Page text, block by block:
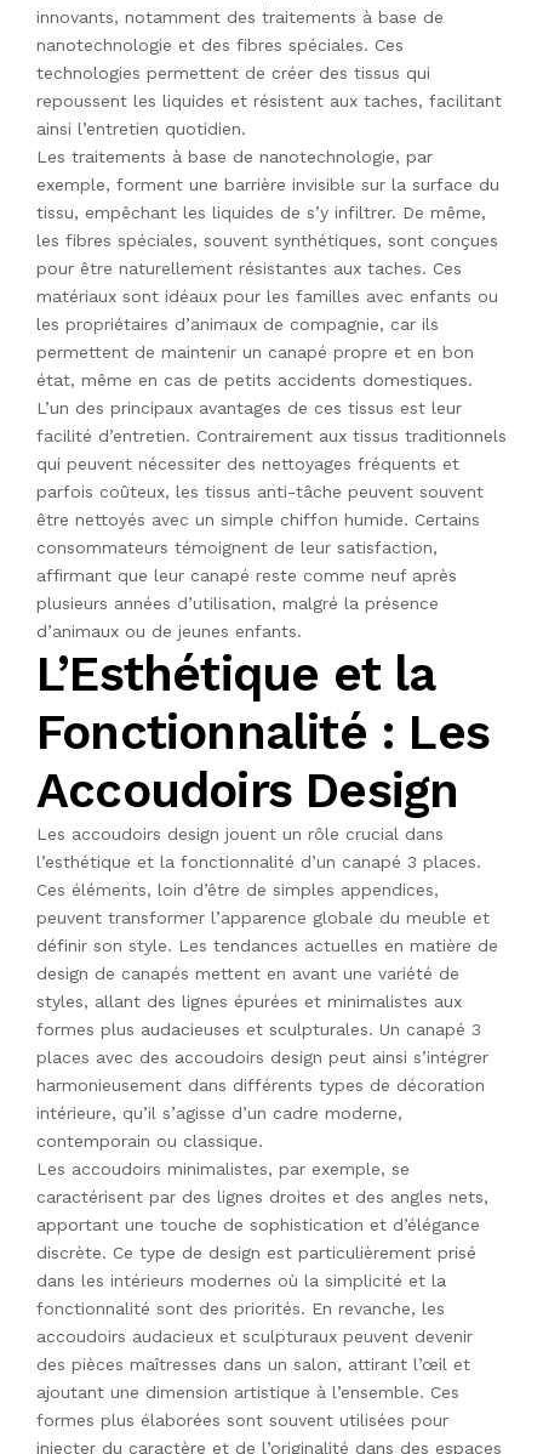
innovants, notamment des traitements à base de
nanotechnologie et des fibres spéciales. Ces
technologies permettent de créer des tissus qui
repoussent les liquides et résistent aux taches, facilitant
ainsi l’entretien quotidien.
Les traitements à base de nanotechnologie, par
exemple, forment une barrière invisible sur la surface du
tissu, empêchant les liquides de s’y infiltrer. De même,
les fibres spéciales, souvent synthétiques, sont conçues
pour être naturellement résistantes aux taches. Ces
matériaux sont idéaux pour les familles avec enfants ou
les propriétaires d’animaux de compagnie, car ils
permettent de maintenir un canapé propre et en bon
état, même en cas de petits accidents domestiques.
L’un des principaux avantages de ces tissus est leur
facilité d’entretien. Contrairement aux tissus traditionnels
qui peuvent nécessiter des nettoyages fréquents et
parfois coûteux, les tissus anti-tâche peuvent souvent
être nettoyés avec un simple chiffon humide. Certains
consommateurs témoignent de leur satisfaction,
affirmant que leur canapé reste comme neuf après
plusieurs années d’utilisation, malgré la présence
d’animaux ou de jeunes enfants.
L’Esthétique et la
Fonctionnalité : Les
Accoudoirs Design
Les accoudoirs design jouent un rôle crucial dans
l’esthétique et la fonctionnalité d’un canapé 3 places.
Ces éléments, loin d’être de simples appendices,
peuvent transformer l’apparence globale du meuble et
définir son style. Les tendances actuelles en matière de
design de canapés mettent en avant une variété de
styles, allant des lignes épurées et minimalistes aux
formes plus audacieuses et sculpturales. Un canapé 3
places avec des accoudoirs design peut ainsi s’intégrer
harmonieusement dans différents types de décoration
intérieure, qu’il s’agisse d’un cadre moderne,
contemporain ou classique.
Les accoudoirs minimalistes, par exemple, se
caractérisent par des lignes droites et des angles nets,
apportant une touche de sophistication et d’élégance
discrète. Ce type de design est particulièrement prisé
dans les intérieurs modernes où la simplicité et la
fonctionnalité sont des priorités. En revanche, les
accoudoirs audacieux et sculpturaux peuvent devenir
des pièces maîtresses dans un salon, attirant l’œil et
ajoutant une dimension artistique à l’ensemble. Ces
formes plus élaborées sont souvent utilisées pour
injecter du caractère et de l’originalité dans des espaces